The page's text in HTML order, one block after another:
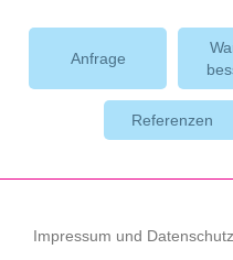
Anfrage
Referenzen
Impressum und Datenschutz